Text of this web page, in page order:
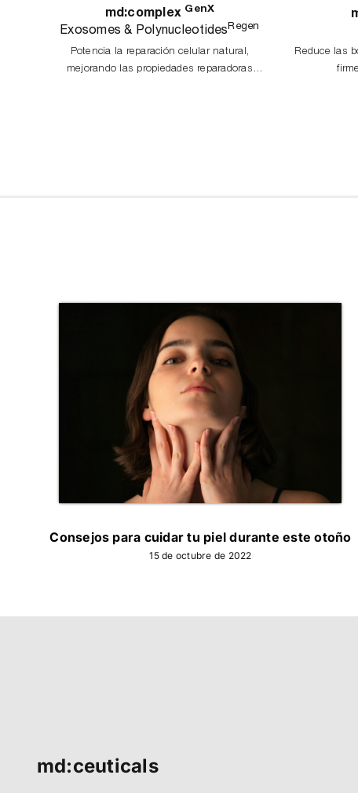
md:complex GenX
Exosomes & PolynucleotidesRegen
Potencia la reparación celular natural,
mejorando las propiedades reparadoras
Reduce las
Consejos para cuidar tu piel durante este otoño
15 de octubre de 2022
md:ceuticals